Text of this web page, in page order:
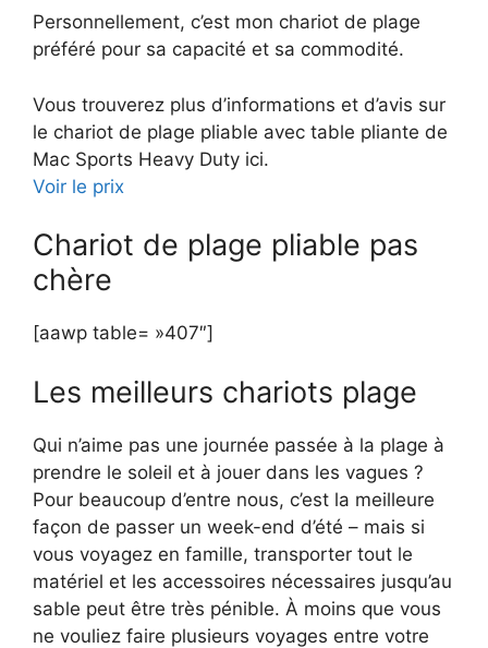
Personnellement, c’est mon chariot de plage
préféré pour sa capacité et sa commodité.
Vous trouverez plus d’informations et d’avis sur
le chariot de plage pliable avec table pliante de
Mac Sports Heavy Duty ici.
Voir le prix
Chariot de plage pliable pas
chère
[aawp table= »407″]
Les meilleurs chariots plage
Qui n’aime pas une journée passée à la plage à
prendre le soleil et à jouer dans les vagues ?
Pour beaucoup d’entre nous, c’est la meilleure
façon de passer un week-end d’été – mais si
vous voyagez en famille, transporter tout le
matériel et les accessoires nécessaires jusqu’au
sable peut être très pénible. À moins que vous
ne vouliez faire plusieurs voyages entre votre